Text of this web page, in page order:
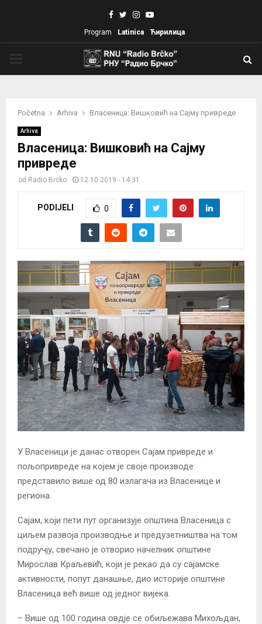
Facebook
TwitterInstagram
Youtube
Program Latinica Ћирилица
Početna Arhiva Власеница: Вишковић на Сајму привреде
Arhiva
Власеница: Вишковић на Сајму
привреде
od Radio Brčko 12.10.2019 - 14:31
PODIJELI 0
У Власеници је данас отворен Сајам привреде и
пољопривреде на којем је своје производе
представило више од 80 излагача из Власенице и
региона.
Сајам, који пети пут организује општина Власеница с
циљем развоја производње и предузетништва на том
подручју, свечано је отворио начелник општине
Мирослав Краљевић, који је рекао да су сајамске
активности, попут данашње, дио историје општине
Власеница већ више од једног вијека.
– Више од 100 година овдје се обиљежава Михољдан,